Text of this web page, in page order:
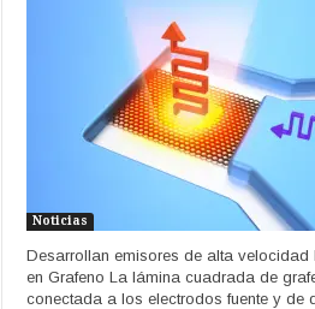
Noticias
Desarrollan emisores de alta velocidad
en Grafeno La lámina cuadrada de
conectada a los electrodos fuente y de